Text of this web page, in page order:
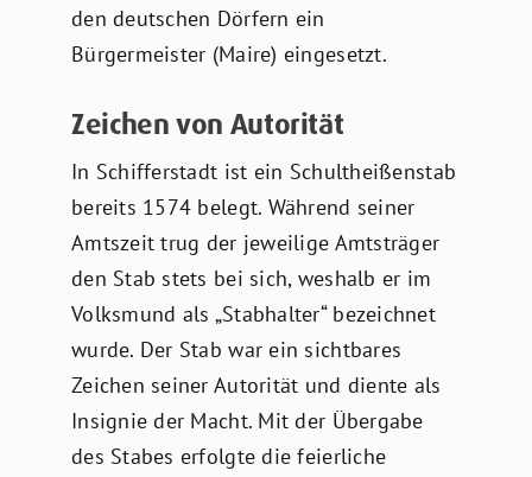
den deutschen Dörfern ein
Bürgermeister (Maire) eingesetzt.
Zeichen von Autorität
In Schifferstadt ist ein Schultheißenstab
bereits 1574 belegt. Während seiner
Amtszeit trug der jeweilige Amtsträger
den Stab stets bei sich, weshalb er im
Volksmund als „Stabhalter“ bezeichnet
wurde. Der Stab war ein sichtbares
Zeichen seiner Autorität und diente als
Insignie der Macht. Mit der Übergabe
des Stabes erfolgte die feierliche